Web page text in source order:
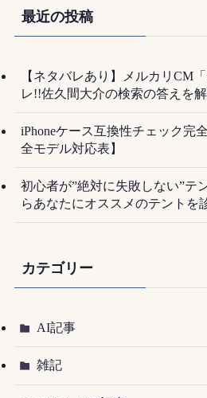
最近の投稿
【ネタバレあり】メルカリCM
レ!!佐久間大介の検索の答えを
iPhoneケース互換性チェック完
全モデル対応表】
初心者が”絶対に失敗しない”テ
らあなたにオススメのテントを
カテゴリー
AI記事
雑記